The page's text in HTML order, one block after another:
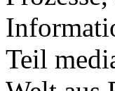
Teil